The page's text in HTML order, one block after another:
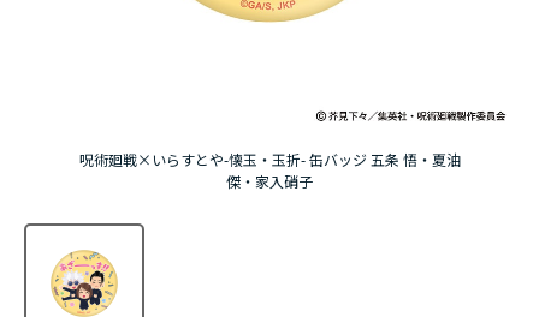
『ふつつかな悪女ではございますが ～雛宮蝶鼠と
呪術廻戦×いらすとや-懐玉・玉折- 缶バッジ 五条 悟・夏油
傑・家入硝子